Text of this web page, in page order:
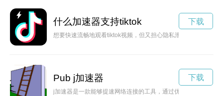
什么加速器支持tiktok
想要快速流畅地观看tiktok视频，但又担心隐私泄露？不妨尝试
下载
Pub j加速器
j加速器是一款能够提速网络连接的工具，通过优化网络传输和
下载